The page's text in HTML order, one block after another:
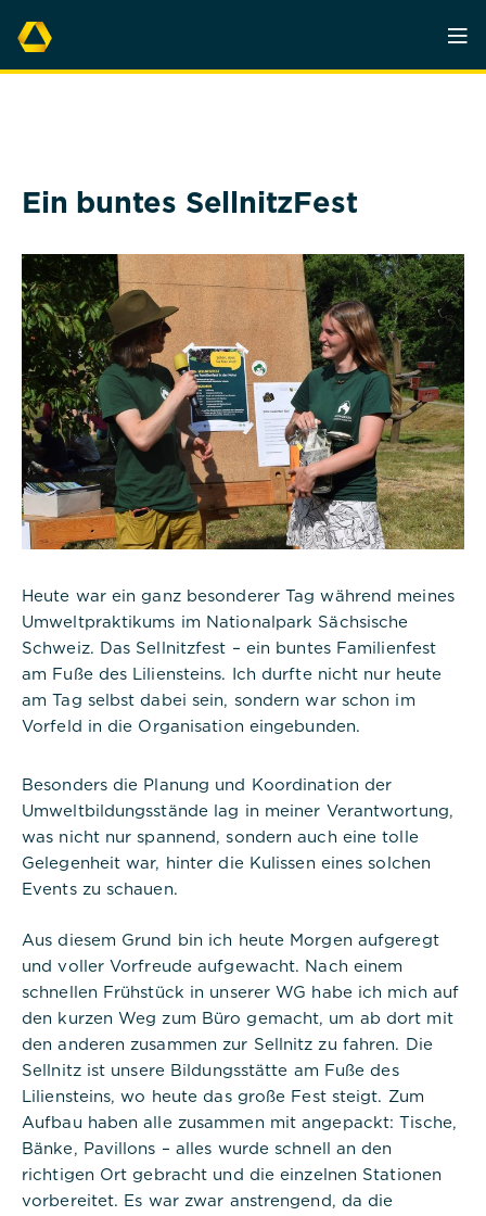
Ein buntes SellnitzFest
Heute war ein ganz besonderer Tag während meines
Umweltpraktikums im Nationalpark Sächsische
Schweiz. Das Sellnitzfest – ein buntes Familienfest
am Fuße des Liliensteins. Ich durfte nicht nur heute
am Tag selbst dabei sein, sondern war schon im
Vorfeld in die Organisation eingebunden.
Besonders die Planung und Koordination der
Umweltbildungsstände lag in meiner Verantwortung,
was nicht nur spannend, sondern auch eine tolle
Gelegenheit war, hinter die Kulissen eines solchen
Events zu schauen.
Aus diesem Grund bin ich heute Morgen aufgeregt
und voller Vorfreude aufgewacht. Nach einem
schnellen Frühstück in unserer WG habe ich mich auf
den kurzen Weg zum Büro gemacht, um ab dort mit
den anderen zusammen zur Sellnitz zu fahren. Die
Sellnitz ist unsere Bildungsstätte am Fuße des
Liliensteins, wo heute das große Fest steigt. Zum
Aufbau haben alle zusammen mit angepackt: Tische,
Bänke, Pavillons – alles wurde schnell an den
richtigen Ort gebracht und die einzelnen Stationen
vorbereitet. Es war zwar anstrengend, da die
Notwendig
Diese werden für die Grundfunktionen der
Website benötigt und helfen dabei, unsere
Website nutzbar zu machen sowie Zugriffe auf
sichere Bereiche unserer Website ermöglichen.